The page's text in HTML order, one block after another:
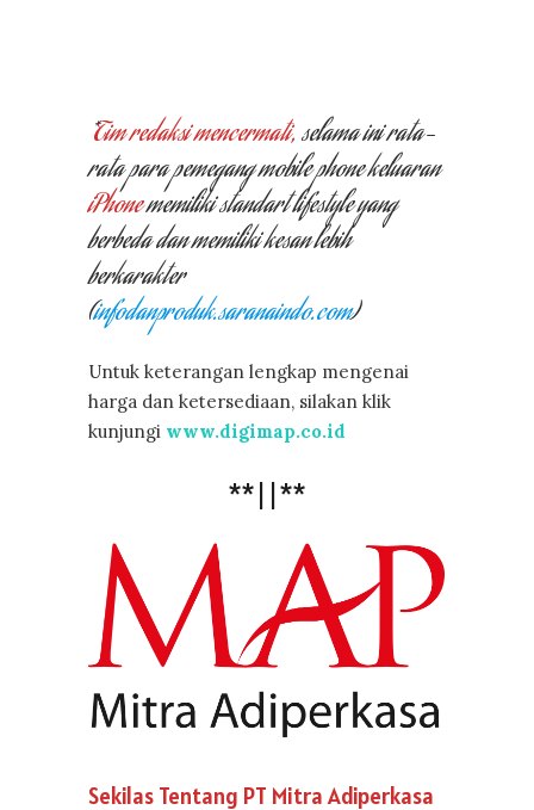
Tim redaksi mencermati,selama ini rata-
rata para pemegang mobile phone keluaran
iPhonememiliki standart lifestyle yang
berbeda dan memiliki kesan lebih
berkarakter
(infodanproduk.saranaindo.com)
Untuk keterangan lengkap mengenai
harga dan ketersediaan, silakan klik
kunjungi www.digimap.co.id
**||**
Sekilas Tentang PT Mitra Adiperkasa